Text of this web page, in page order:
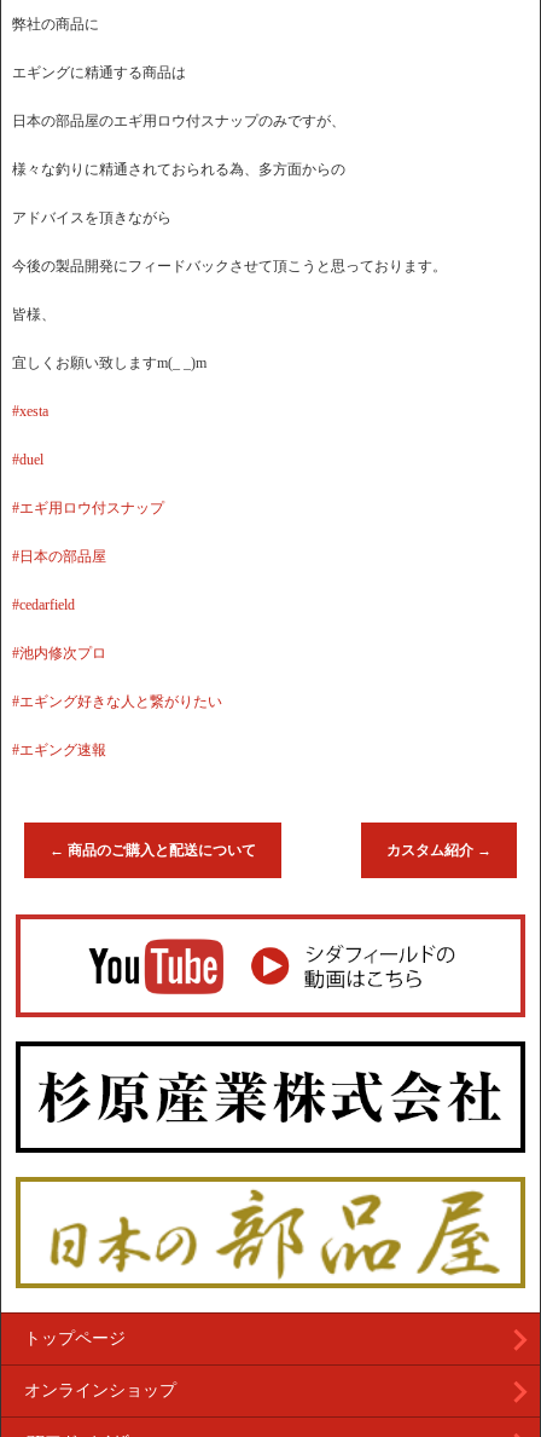
弊社の商品に
エギングに精通する商品は
日本の部品屋のエギ用ロウ付スナップのみですが、
様々な釣りに精通されておられる為、多方面からの
アドバイスを頂きながら
今後の製品開発にフィードバックさせて頂こうと思っております。
皆様、
宜しくお願い致しますm(_ _)m
#xesta
#duel
#エギ用ロウ付スナップ
#日本の部品屋
#cedarfield
#池内修次プロ
#エギング好きな人と繋がりたい
#エギング速報
← 商品のご購入と配送について カスタム紹介 →
トップページ
オンラインショップ